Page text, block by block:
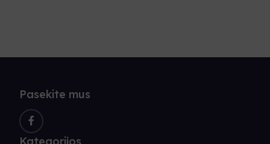
Pasekite mus
Kategorijos